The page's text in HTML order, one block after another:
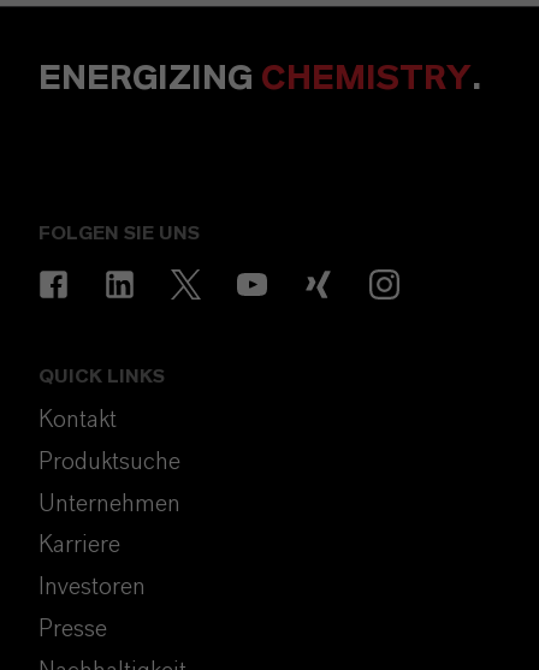
ENERGIZING CHEMISTRY.
FOLGEN SIE UNS
QUICK LINKS
Kontakt
Produktsuche
Unternehmen
Karriere
Investoren
Presse